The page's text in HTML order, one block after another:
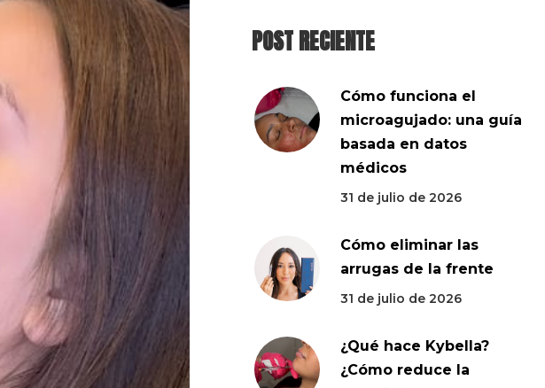
POST RECIENTE
Cómo funciona el
microagujado: una guía
basada en datos
médicos
31 de julio de 2026
Cómo eliminar las
arrugas de la frente
31 de julio de 2026
¿Qué hace Kybella?
¿Cómo reduce la